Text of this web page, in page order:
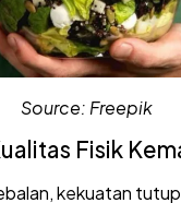
Source: Freepik
Fisik
kekuatan